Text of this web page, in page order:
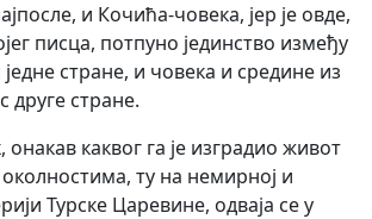
и Кочића-човека, јер је овде,
писца, потпуно јединство између
стране, и човека и средине из
друге стране.
каквог га је изградио живот
ту на немирној и
Турске Царевине, одваја се у